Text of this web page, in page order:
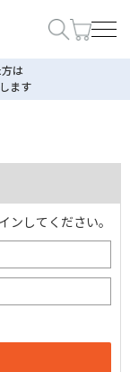
は
ます
ンしてください。